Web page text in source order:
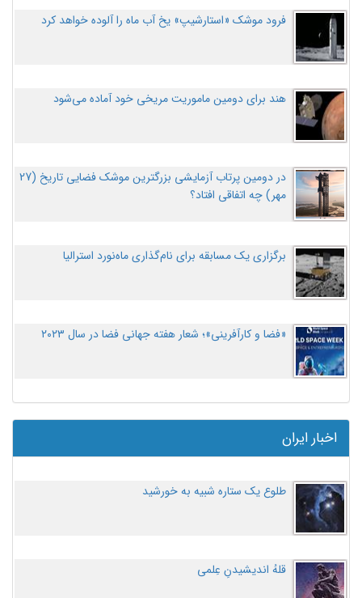
فرود موشک «استارشیپ» یخ آب ماه را آلوده خواهد کرد
هند برای دومین ماموریت مریخی خود آماده می‌شود
در دومین پرتاب آزمایشی بزرگترین موشک فضایی تاریخ (27
مهر‌) چه اتفاقی افتاد؟
برگزاری یک مسابقه برای نام‌گذاری ماه‌نورد استرالیا
«فضا و کارآفرینی»؛ شعار هفته جهانی فضا در سال ۲۰۲۳
اخبار ایران
طلوع یک ستاره شبیه به خورشید
قلهُ اندیشیدنِ عِلمی